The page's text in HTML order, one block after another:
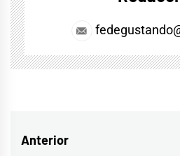
Navegación
Anterior